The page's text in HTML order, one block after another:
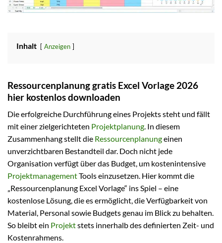
Inhalt Anzeigen
Ressourcenplanung gratis Excel Vorlage 2026
hier kostenlos downloaden
Die erfolgreiche Durchführung eines Projekts steht und fällt
mit einer zielgerichteten Projektplanung. In diesem
Zusammenhang stellt die Ressourcenplanungeinen
unverzichtbaren Bestandteil dar. Doch nicht jede
Organisation verfügt über das Budget, um kostenintensive
ProjektmanagementTools einzusetzen. Hier kommt die
„Ressourcenplanung Excel Vorlage“ ins Spiel – eine
kostenlose Lösung, die es ermöglicht, die Verfügbarkeit von
Material, Personal sowie Budgets genau im Blick zu behalten.
So bleibt ein Projektstets innerhalb des definierten Zeit- und
Kostenrahmens.